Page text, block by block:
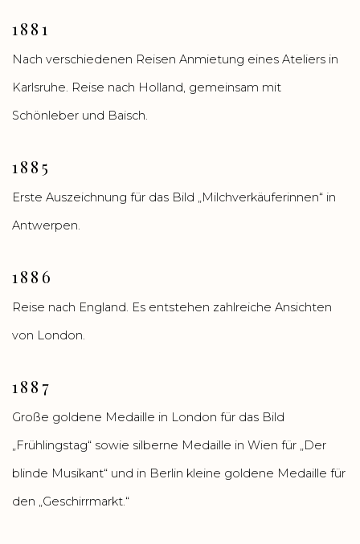
1881
Nach verschiedenen Reisen Anmietung eines Ateliers in
Karlsruhe. Reise nach Holland, gemeinsam mit
Schönleber und Baisch.
1885
Erste Auszeichnung für das Bild „Milchverkäuferinnen“ in
Antwerpen.
1886
Reise nach England. Es entstehen zahlreiche Ansichten
von London.
1887
Große goldene Medaille in London für das Bild
„Frühlingstag“ sowie silberne Medaille in Wien für „Der
blinde Musikant“ und in Berlin kleine goldene Medaille für
den „Geschirrmarkt.“